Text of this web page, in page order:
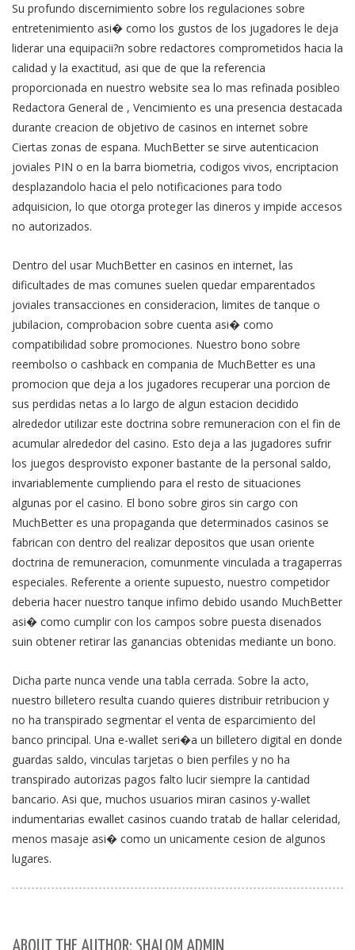
Su profundo discernimiento sobre los regulaciones sobre
entretenimiento asi� como los gustos de los jugadores le deja
liderar una equipacii?n sobre redactores comprometidos hacia la
calidad y la exactitud, asi que de que la referencia
proporcionada en nuestro website sea lo mas refinada posibleo
Redactora General de , Vencimiento es una presencia destacada
durante creacion de objetivo de casinos en internet sobre
Ciertas zonas de espana. MuchBetter se sirve autenticacion
joviales PIN o en la barra biometria, codigos vivos, encriptacion
desplazandolo hacia el pelo notificaciones para todo
adquisicion, lo que otorga proteger las dineros y impide accesos
no autorizados.
Dentro del usar MuchBetter en casinos en internet, las
dificultades de mas comunes suelen quedar emparentados
joviales transacciones en consideracion, limites de tanque o
jubilacion, comprobacion sobre cuenta asi� como
compatibilidad sobre promociones. Nuestro bono sobre
reembolso o cashback en compania de MuchBetter es una
promocion que deja a los jugadores recuperar una porcion de
sus perdidas netas a lo largo de algun estacion decidido
alrededor utilizar este doctrina sobre remuneracion con el fin de
acumular alrededor del casino. Esto deja a las jugadores sufrir
los juegos desprovisto exponer bastante de la personal saldo,
invariablemente cumpliendo para el resto de situaciones
algunas por el casino. El bono sobre giros sin cargo con
MuchBetter es una propaganda que determinados casinos se
fabrican con dentro del realizar depositos que usan oriente
doctrina de remuneracion, comunmente vinculada a tragaperras
especiales. Referente a oriente supuesto, nuestro competidor
deberia hacer nuestro tanque infimo debido usando MuchBetter
asi� como cumplir con los campos sobre puesta disenados
suin obtener retirar las ganancias obtenidas mediante un bono.
Dicha parte nunca vende una tabla cerrada. Sobre la acto,
nuestro billetero resulta cuando quieres distribuir retribucion y
no ha transpirado segmentar el venta de esparcimiento del
banco principal. Una e-wallet seri�a un billetero digital en donde
guardas saldo, vinculas tarjetas o bien perfiles y no ha
transpirado autorizas pagos falto lucir siempre la cantidad
bancario. Asi que, muchos usuarios miran casinos y-wallet
indumentarias ewallet casinos cuando tratab de hallar celeridad,
menos masaje asi� como un unicamente cesion de algunos
lugares.